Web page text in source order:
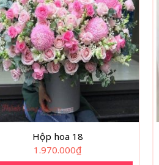
Hộp hoa 18
1.970.000₫